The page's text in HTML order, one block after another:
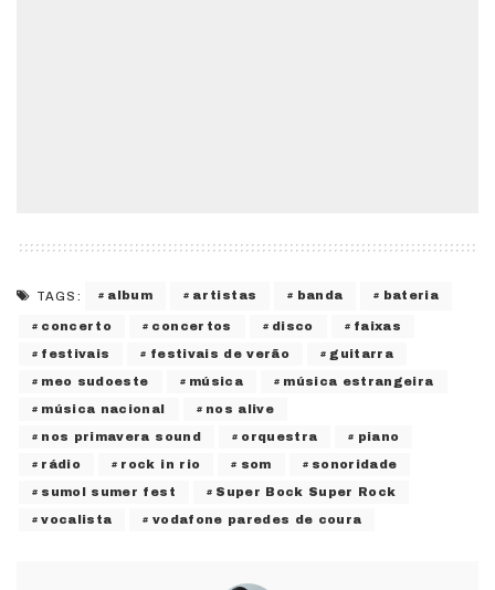
TAGS: album artistas banda bateria
concerto concertos disco faixas
festivais festivais de verão guitarra
meo sudoeste música música estrangeira
música nacional nos alive
nos primavera sound orquestra piano
rádio rock in rio som sonoridade
sumol sumer fest Super Bock Super Rock
vocalista vodafone paredes de coura